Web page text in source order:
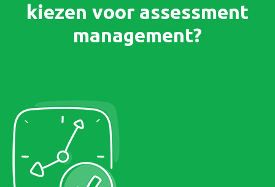
kiezen voor assessment
management?